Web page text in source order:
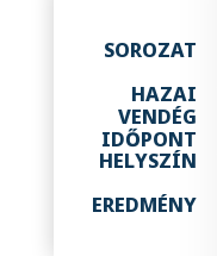
SOROZAT
HAZAI
VENDÉG
IDŐPONT
HELYSZÍN
EREDMÉNY